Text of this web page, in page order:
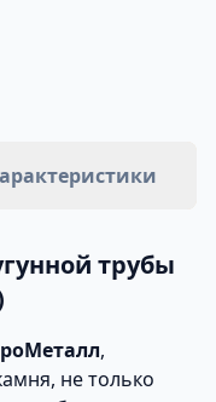
трубы
,
не только